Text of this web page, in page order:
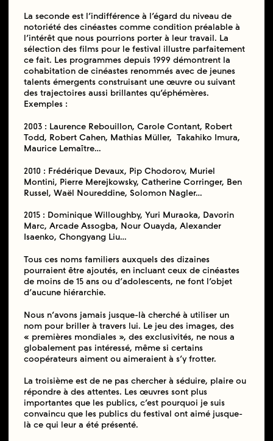
La seconde est l’indifférence à l’égard du niveau de
notoriété des cinéastes comme condition préalable à
l’intérêt que nous pourrions porter à leur travail. La
sélection des films pour le festival illustre parfaitement
ce fait. Les programmes depuis 1999 démontrent la
cohabitation de cinéastes renommés avec de jeunes
talents émergents construisant une œuvre ou suivant
des trajectoires aussi brillantes qu’éphémères.
Exemples :
2003 : Laurence Rebouillon, Carole Contant, Robert
Todd, Robert Cahen, Mathias Müller, Takahiko Imura,
Maurice Lemaître…
2010 : Frédérique Devaux, Pip Chodorov, Muriel
Montini, Pierre Merejkowsky, Catherine Corringer, Ben
Russel, Waël Noureddine, Solomon Nagler…
2015 : Dominique Willoughby, Yuri Muraoka, Davorin
Marc, Arcade Assogba, Nour Ouayda, Alexander
Isaenko, Chongyang Liu…
Tous ces noms familiers auxquels des dizaines
pourraient être ajoutés, en incluant ceux de cinéastes
de moins de 15 ans ou d’adolescents, ne font l’objet
d’aucune hiérarchie.
Nous n’avons jamais jusque-là cherché à utiliser un
nom pour briller à travers lui. Le jeu des images, des
« premières mondiales », des exclusivités, ne nous a
globalement pas intéressé, même si certains
coopérateurs aiment ou aimeraient à s’y frotter.
La troisième est de ne pas chercher à séduire, plaire ou
répondre à des attentes. Les œuvres sont plus
importantes que les publics, c’est pourquoi je suis
convaincu que les publics du festival ont aimé jusque-
là ce qui leur a été présenté.